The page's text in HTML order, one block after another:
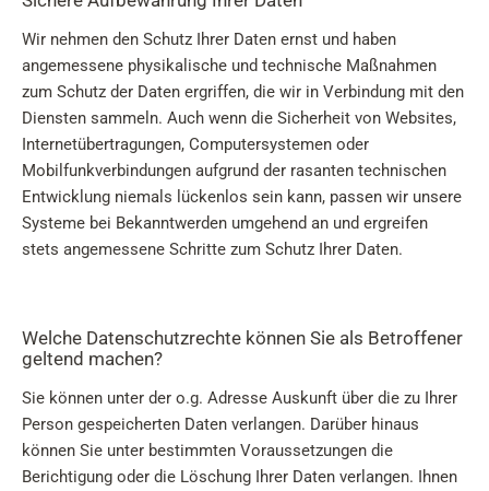
Wir nehmen den Schutz Ihrer Daten ernst und haben
angemessene physikalische und technische Maßnahmen
zum Schutz der Daten ergriffen, die wir in Verbindung mit den
Diensten sammeln. Auch wenn die Sicherheit von Websites,
Internetübertragungen, Computersystemen oder
Mobilfunkverbindungen aufgrund der rasanten technischen
Entwicklung niemals lückenlos sein kann, passen wir unsere
Systeme bei Bekanntwerden umgehend an und ergreifen
stets angemessene Schritte zum Schutz Ihrer Daten.
Welche Datenschutzrechte können Sie als Betroffener
geltend machen?
Sie können unter der o.g. Adresse Auskunft über die zu Ihrer
Person gespeicherten Daten verlangen. Darüber hinaus
können Sie unter bestimmten Voraussetzungen die
Berichtigung oder die Löschung Ihrer Daten verlangen. Ihnen